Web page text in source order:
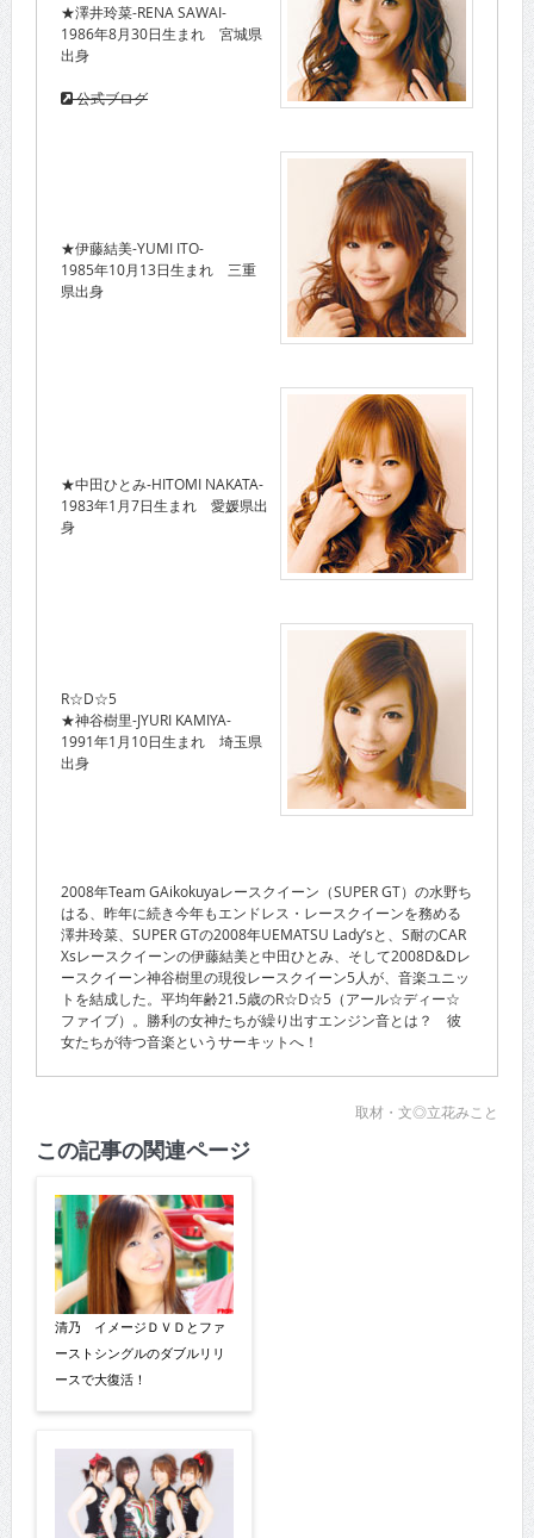
★澤井玲菜-RENA SAWAI-
1986年8月30日生まれ 宮城県
出身
公式ブログ
★伊藤結美-YUMI ITO-
1985年10月13日生まれ 三重
県出身
★中田ひとみ-HITOMI NAKATA-
1983年1月7日生まれ 愛媛県出
身
R☆D☆5
★神谷樹里-JYURI KAMIYA-
1991年1月10日生まれ 埼玉県
出身
2008年Team GAikokuyaレースクイーン（SUPER GT）の水野ち
はる、昨年に続き今年もエンドレス・レースクイーンを務める
澤井玲菜、SUPER GTの2008年UEMATSU Lady’sと、S耐のCAR
Xsレースクイーンの伊藤結美と中田ひとみ、そして2008D&Dレ
ースクイーン神谷樹里の現役レースクイーン5人が、音楽ユニッ
トを結成した。平均年齢21.5歳のR☆D☆5（アール☆ディー☆
ファイブ）。勝利の女神たちが繰り出すエンジン音とは？ 彼
女たちが待つ音楽というサーキットへ！
取材・文◎立花みこと
この記事の関連ページ
清乃 イメージＤＶＤとファ
ーストシングルのダブルリリ
ースで大復活！